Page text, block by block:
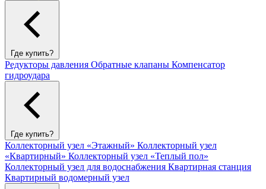
Где купить?
Редукторы давления Обратные клапаны Компенсатор
гидроудара
Где купить?
Коллекторный узел «Этажный» Коллекторный узел
«Квартирный» Коллекторный узел «Теплый пол»
Коллекторный узел для водоснабжения Квартирная станция
Квартирный водомерный узел